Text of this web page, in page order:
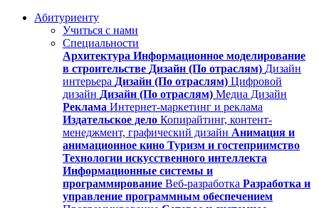
Абитуриенту
Учиться с нами
Специальности
Архитектура Информационное моделирование
в строительстве Дизайн (По отраслям) Дизайн
интерьера Дизайн (По отраслям) Цифровой
дизайн Дизайн (По отраслям) Медиа Дизайн
Реклама Интернет-маркетинг и реклама
Издательское дело Копирайтинг, контент-
менеджмент, графический дизайн Анимация и
анимационное кино Туризм и гостеприимство
Технологии искусственного интеллекта
Информационные системы и
программирование Веб-разработка Разработка и
управление программным обеспечением